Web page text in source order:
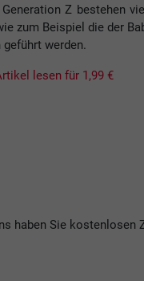
Z bestehen
zum Beispiel die der
werden.
lesen für 1,99 €
haben Sie kostenlosen